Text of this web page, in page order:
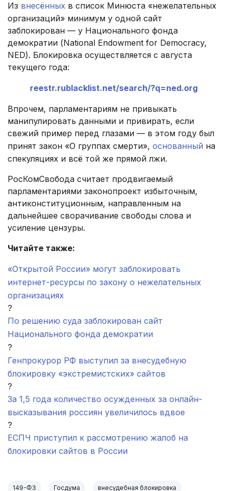
Из внесённых в список Минюста «нежелательных
организаций» минимум у одной сайт
заблокирован — у Национального фонда
демократии (National Endowment for Democracy,
NED). Блокировка осуществляется с августа
текущего года:
reestr.rublacklist.net/search/?q=ned.org
Впрочем, парламентариям не привыкать
манипулировать данными и привирать, если
свежий пример перед глазами — в этом году был
принят закон «О группах смерти», основанный на
спекуляциях и всё той же прямой лжи.
РосКомСвобода считает продвигаемый
парламентариями законопроект избыточным,
антиконституционным, направленным на
дальнейшее сворачивание свободы слова и
усиление цензуры.
Читайте также:
«Открытой России» могут заблокировать
интернет-ресурсы по закону о нежелательных
организациях
?
По решению суда заблокирован сайт
Национального фонда демократии
?
Генпрокурор РФ выступил за внесудебную
блокировку «экстремистских» сайтов
?
За 1,5 года количество осужденных за онлайн-
высказывания россиян увеличилось вдвое
?
ЕСПЧ приступил к рассмотрению жалоб на
блокировки сайтов в России
149-ФЗ Госдума внесудебная блокировка